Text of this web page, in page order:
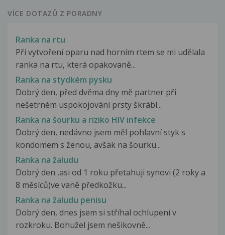
VÍCE DOTAZŮ Z PORADNY
Ranka na rtu
Při vytvoření oparu nad horním rtem se mi udělala
ranka na rtu, která opakovaně...
Ranka na stydkém pysku
Dobrý den, před dvěma dny mě partner při
nešetrném uspokojování prsty škrábl...
Ranka na šourku a riziko HIV infekce
Dobrý den, nedávno jsem měl pohlavní styk s
kondomem s ženou, avšak na šourku...
Ranka na žaludu
Dobrý den ,asi od 1 roku přetahuji synovi (2 roky a
8 měsíců)ve vaně předkožku...
Ranka na žaludu penisu
Dobrý den, dnes jsem si stříhal ochlupení v
rozkroku. Bohužel jsem nešikovně...